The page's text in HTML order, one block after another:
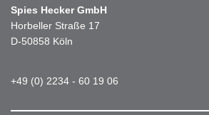
Spies Hecker GmbH
Horbeller Straße 17
D-50858 Köln
+49 (0) 2234 - 60 19 06